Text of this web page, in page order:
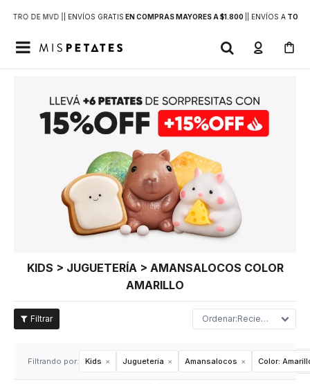
DE MVD | | ENVÍOS GRATIS EN COMPRAS MAYORES A $1.800 | ENVÍOS ATODO

KIDS > JUGUETERÍA > AMANSALOCOS COLOR
AMARILLO
Recientes
Filtrando por: Kids Juguetería Amansalocos Color: